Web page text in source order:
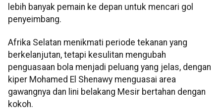
lebih banyak pemain ke depan untuk mencari gol
penyeimbang.
Afrika Selatan menikmati periode tekanan yang
berkelanjutan, tetapi kesulitan mengubah
penguasaan bola menjadi peluang yang jelas, dengan
kiper Mohamed El Shenawy menguasai area
gawangnya dan lini belakang Mesir bertahan dengan
kokoh.